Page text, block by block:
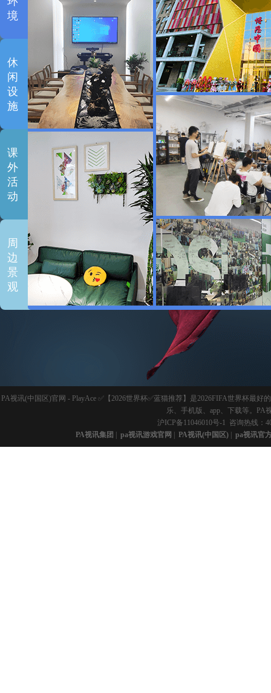
境
休
闲
设
施
课
外
活
动
周
边
景
观
PA视讯(中国区)官网 - PlayAce ✅【2026世界杯✅蓝猫推荐】是2026FIFA世界杯最
乐、手机版、app、下载等。PA
沪ICP备11046010号-1 咨询热线：
PA视讯集团
pa视讯游戏官网 PA视讯(中国区)| pa视讯官